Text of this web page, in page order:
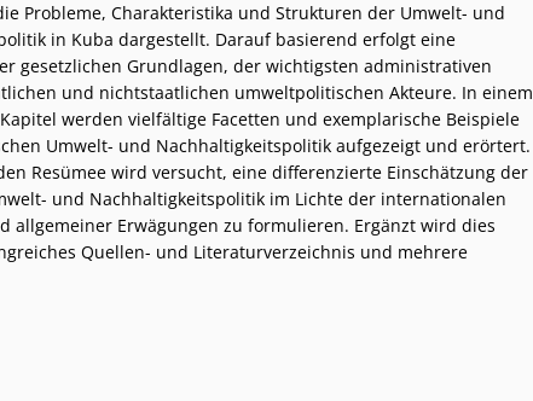
Probleme, Charakteristika und Strukturen der Umwelt- und
in Kuba dargestellt. Darauf basierend erfolgt eine
gesetzlichen Grundlagen, der wichtigsten administrativen
und nichtstaatlichen umweltpolitischen Akteure. In einem
werden vielfältige Facetten und exemplarische Beispiele
Umwelt- und Nachhaltigkeitspolitik aufgezeigt und erörtert.
Resümee wird versucht, eine differenzierte Einschätzung der
und Nachhaltigkeitspolitik im Lichte der internationalen
allgemeiner Erwägungen zu formulieren. Ergänzt wird dies
Quellen- und Literaturverzeichnis und mehrere